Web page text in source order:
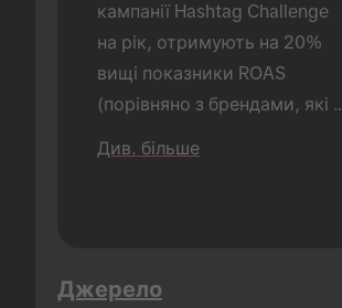
кампанії Hashtag Challenge
на рік, отримують на 20%
вищі показники ROAS
(порівняно з брендами, які
Див. більше
Джерело